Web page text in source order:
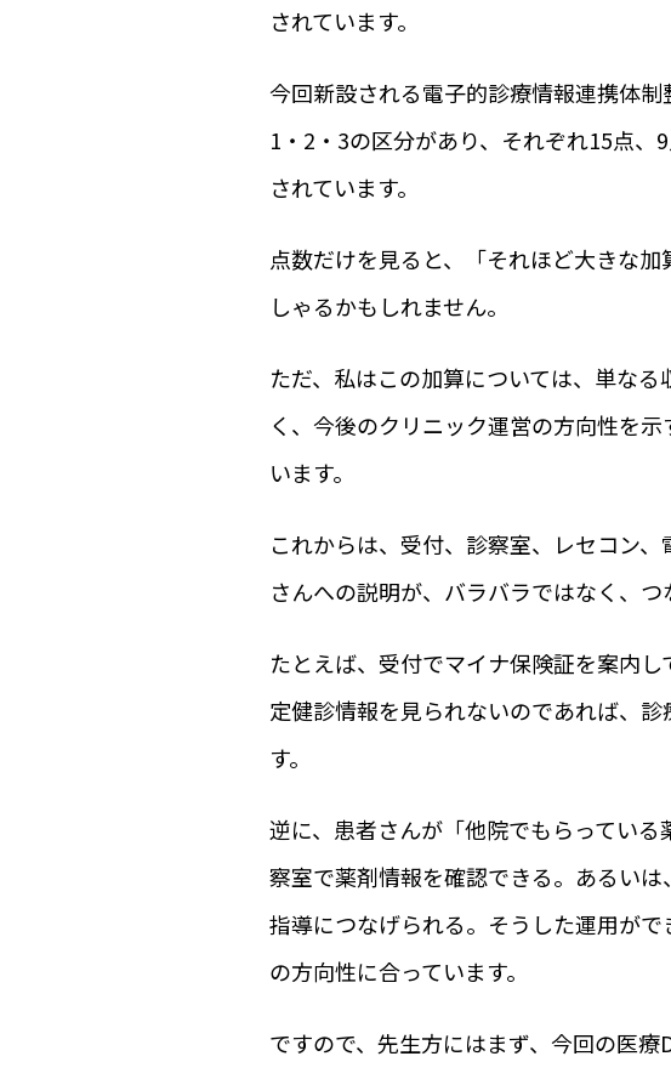
されています。
今回新設される電子的診療情報連携体
1・2・3の区分があり、それぞれ15点、
されています。
点数だけを見ると、「それほど大きな
しゃるかもしれません。
ただ、私はこの加算については、単な
く、今後のクリニック運営の方向性を
います。
これからは、受付、診察室、レセコン
さんへの説明が、バラバラではなく、つ
たとえば、受付でマイナ保険証を案内
定健診情報を見られないのであれば、
す。
逆に、患者さんが「他院でもらってい
察室で薬剤情報を確認できる。あるい
指導につなげられる。そうした運用が
の方向性に合っています。
ですので、先生方にはまず、今回の医